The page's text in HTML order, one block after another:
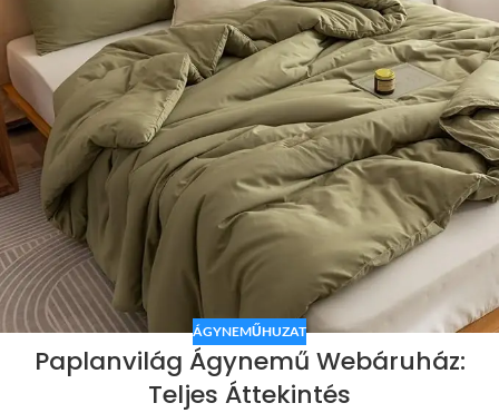
ÁGYNEMŰHUZAT
Paplanvilág Ágynemű Webáruház:
Teljes Áttekintés